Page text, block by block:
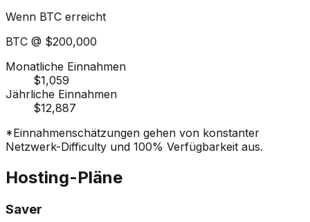
Wenn BTC erreicht
BTC @ $200,000
Monatliche Einnahmen
$1,059
Jährliche Einnahmen
$12,887
*Einnahmenschätzungen gehen von konstanter
Netzwerk-Difficulty und 100% Verfügbarkeit aus.
Hosting-Pläne
Saver